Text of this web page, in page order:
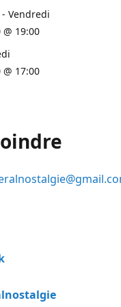
- Vendredi
@ 19:00
@ 17:00